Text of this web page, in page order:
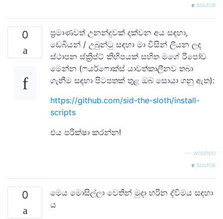
source
0
ප්‍රමාණවත් උනන්දුවක් දක්වන අය සඳහා,
ඩෙබියන් / උබුන්ටු සඳහා මා විසින් ලියන ලද
ස්ථාපන ස්ක්‍රිප්ට් කිහිපයක් සහිත මගේ රිපෝව
මෙන්න (ෆයර්ෆොක්ස් යාවත්කාලීනව තබා
ගැනීම සඳහා පිටපතක් තුළ ඔබ සොයා ගනු ඇත):
https://github.com/sid-the-sloth/install-
scripts
එය පරික්ෂා කරන්න!
woohoo
source
0
මෙය මොසිල්ලා වෙතින් මුදා හරින ද්විමය සඳහා
ය